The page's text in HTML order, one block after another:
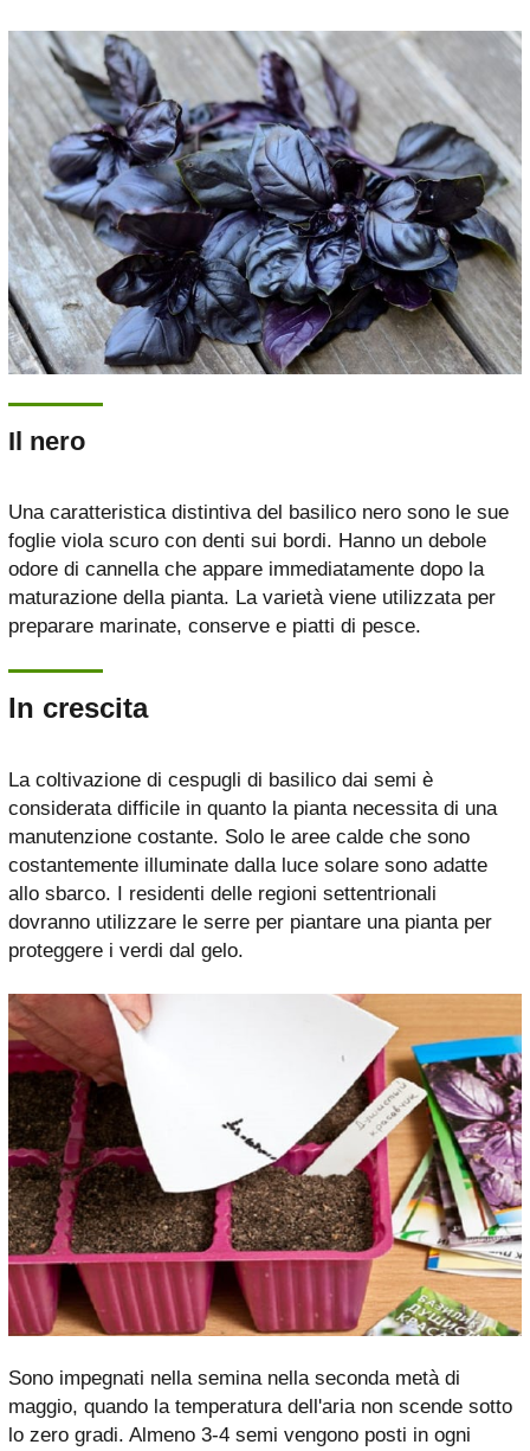
Il nero
Una caratteristica distintiva del basilico nero sono le sue
foglie viola scuro con denti sui bordi. Hanno un debole
odore di cannella che appare immediatamente dopo la
maturazione della pianta. La varietà viene utilizzata per
preparare marinate, conserve e piatti di pesce.
In crescita
La coltivazione di cespugli di basilico dai semi è
considerata difficile in quanto la pianta necessita di una
manutenzione costante. Solo le aree calde che sono
costantemente illuminate dalla luce solare sono adatte
allo sbarco. I residenti delle regioni settentrionali
dovranno utilizzare le serre per piantare una pianta per
proteggere i verdi dal gelo.
Sono impegnati nella semina nella seconda metà di
maggio, quando la temperatura dell'aria non scende sotto
lo zero gradi. Almeno 3-4 semi vengono posti in ogni